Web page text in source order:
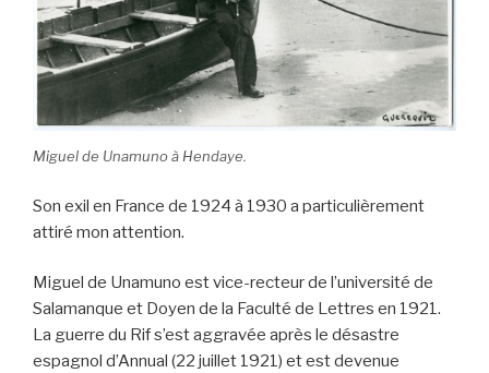
Miguel de Unamuno à Hendaye.
Son exil en France de 1924 à 1930 a particulièrement
attiré mon attention.
Miguel de Unamuno est vice-recteur de l’université de
Salamanque et Doyen de la Faculté de Lettres en 1921.
La guerre du Rif s’est aggravée après le désastre
espagnol d’Annual (22 juillet 1921) et est devenue